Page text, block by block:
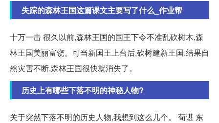
失踪的森林王国这篇课文主要写了什么_作业帮
十万一击 很久以前,森林王国的国王下令不准乱砍树木,森
林王国美丽富饶。可当新国王上台后,砍树建新王国,结果自
然灾害不断,森林王国很快就消失了。
历史上有哪些下落不明的神秘人物?
关于突然下落不明的历史人物,我想到这么几个。 荀谌 东